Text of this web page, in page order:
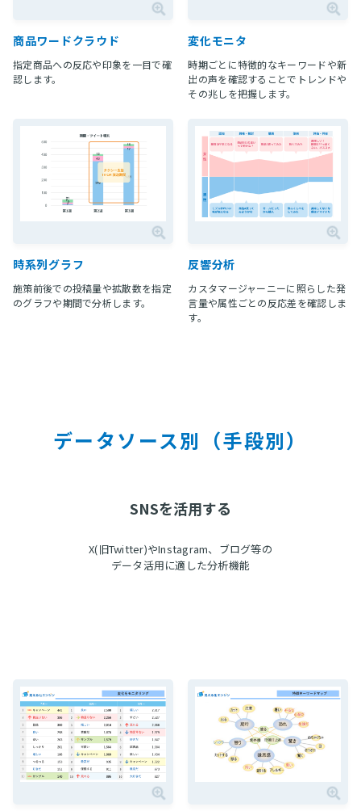
商品ワードクラウド
指定商品への反応や印象を一目で確
認します。
変化モニタ
時期ごとに特徴的なキーワードや新
出の声を確認することでトレンドや
その兆しを把握します。
時系列グラフ
施策前後での投稿量や拡散数を指定
のグラフや期間で分析します。
反響分析
カスタマージャーニーに照らした発
言量や属性ごとの反応差を確認しま
す。
データソース別（手段別）
SNSを活用する
X(旧Twitter)やInstagram、ブログ等の
データ活用に適した分析機能